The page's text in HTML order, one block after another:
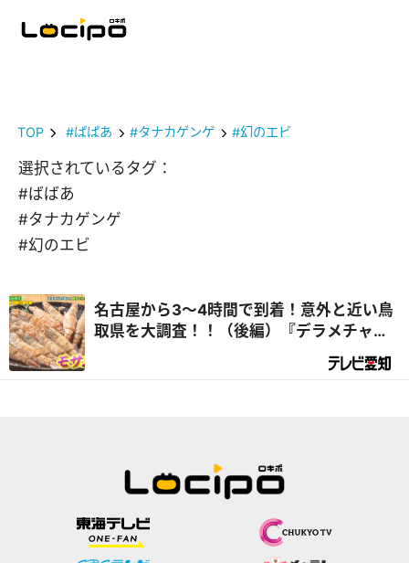
TOP #ばばあ #タナカゲンゲ #幻のエビ
選択されているタグ：
#ばばあ
#タナカゲンゲ
#幻のエビ
名古屋から3～4時間で到着！意外と近い鳥
取県を大調査！！（後編）『デラメチャ気